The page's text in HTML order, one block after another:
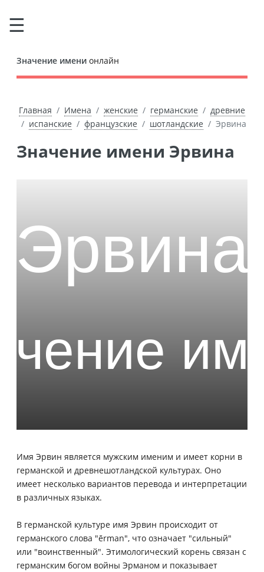
Значение имени онлайн
Главная Имена женские германские
древние
испанские
французские шотландские Эрвина
Значение имени Эрвина
Имя Эрвин является мужским именим и имеет корни в
германской и древнешотландской культурах. Оно
имеет несколько вариантов перевода и интерпретации
в различных языках.
В германской культуре имя Эрвин происходит от
германского слова "ērman", что означает "сильный"
или "воинственный". Этимологический корень связан с
германским богом войны Эрманом и показывает